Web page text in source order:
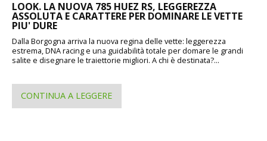
LOOK. LA NUOVA 785 HUEZ RS, LEGGEREZZA
ASSOLUTA E CARATTERE PER DOMINARE LE VETTE
PIU' DURE
Dalla Borgogna arriva la nuova regina delle vette: leggerezza
estrema, DNA racing e una guidabilità totale per domare le grandi
salite e disegnare le traiettorie migliori. A chi è destinata?...
CONTINUA A LEGGERE